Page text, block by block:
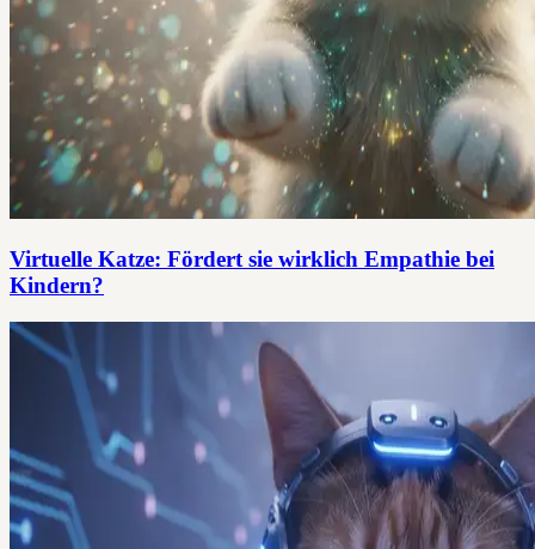
Virtuelle Katze: Fördert sie wirklich Empathie bei
Kindern?